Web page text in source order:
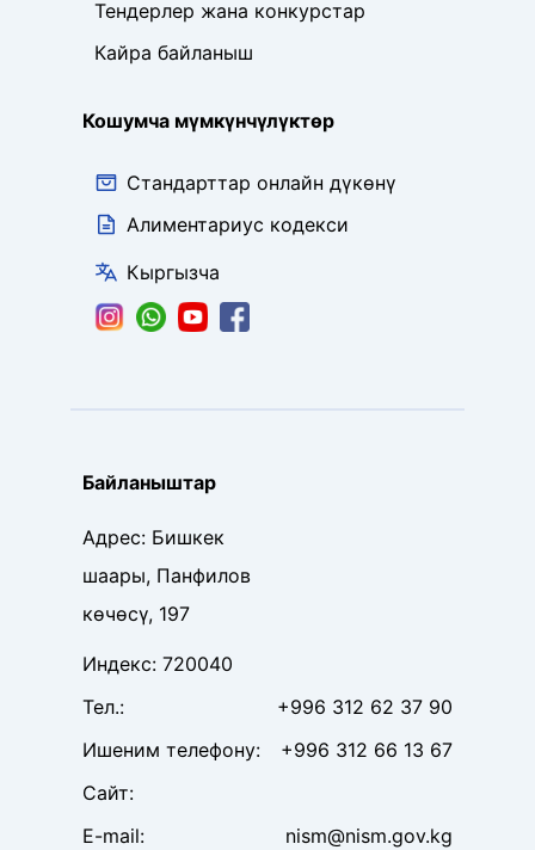
Кошумча мүмкүнчүлүктөр
Тендерлер жана конкурстар
Кайра байланыш
Стандарттар онлайн дүкөнү
Алиментариус кодекси
Кыргызча
Байланыштар
Адрес: Бишкек
шаары, Панфилов
көчөсү, 197
Индекс: 720040
Тел.:
+996 312 62 37 90
Ишеним телефону:
+996 312 66 13 67
Сайт:
E-mail:
nism@nism.gov.kg